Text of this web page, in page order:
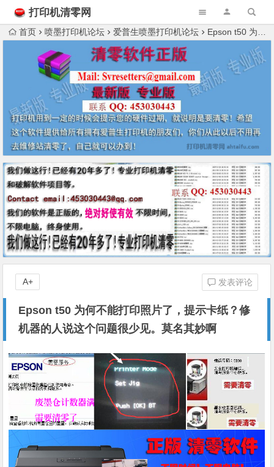
打印机清零网
首页 喷墨打印机论坛 爱普生喷墨打印机论坛 Epson t50 为何不能打印照片了，提示卡纸？修机器的人说这个问题很少见。莫名其妙啊
Epson t50 为何不能打印照片了，提示卡纸？修
机器的人说这个问题很少见。莫名其妙啊
发表评论
A+